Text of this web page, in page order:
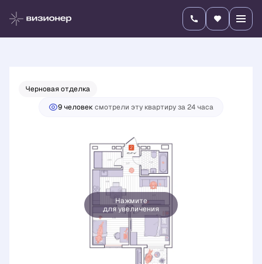
2-комнатная 8 821 800 руб.
Ипотека от 30 904 руб./мес.
Черновая отделка
9 человексмотрели эту квартиру за 24 часа
Нажмите
для увеличения